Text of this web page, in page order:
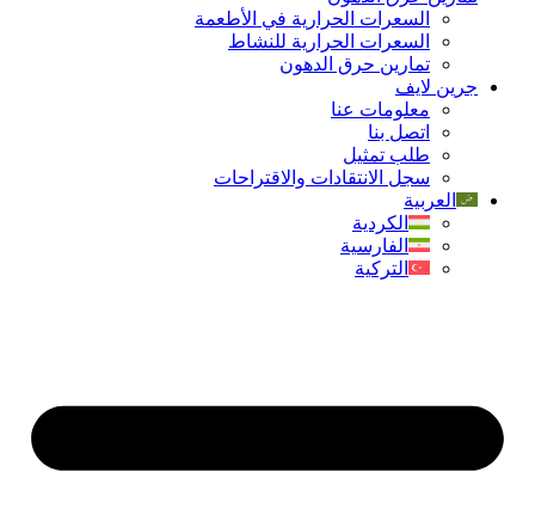
السعرات الحرارية في الأطعمة
السعرات الحرارية للنشاط
تمارين حرق الدهون
جرین لایف
معلومات عنا
اتصل بنا
طلب تمثيل
سجل الانتقادات والاقتراحات
العربية
الكردية
الفارسية
التركية